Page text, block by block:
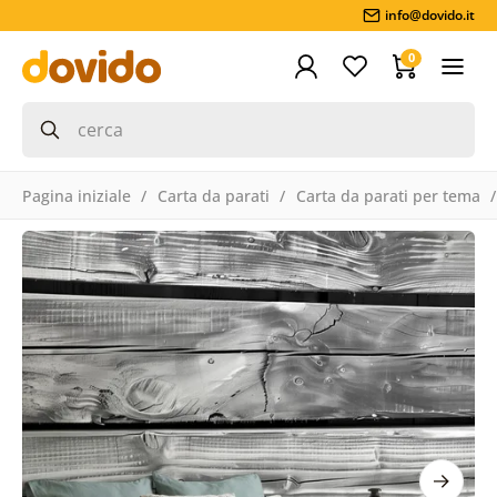
info@dovido.it
0
Pagina iniziale Carta da parati Carta da parati per tema